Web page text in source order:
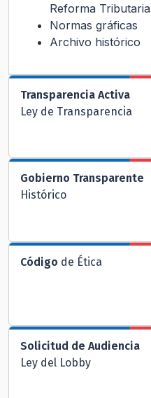
Reforma Tributaria
Normas gráficas
Archivo histórico
Transparencia Activa
Ley de Transparencia
Gobierno Transparente
Histórico
Código de Ética
Solicitud de Audiencia
Ley del Lobby